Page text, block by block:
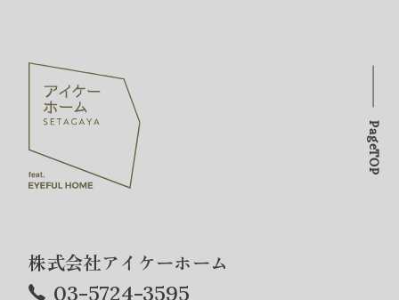
株式会社アイケーホーム
03-5724-3595
PageTOP